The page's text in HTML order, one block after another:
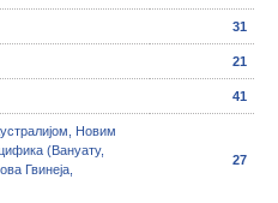
31
21
41
Новим
(Вануату,
Гвинеја,
27